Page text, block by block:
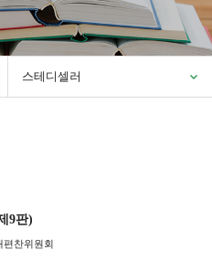
스테디셀러
9판)
편찬위원회